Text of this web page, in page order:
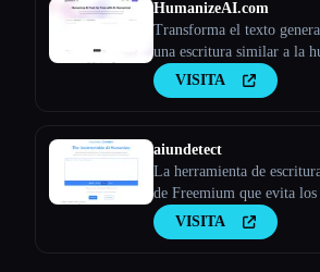
HumanizeAI.com
Transforma el texto
una escritura similar a la
Humanize AI
VISITA
aiundetect
La herramienta de
de Freemium que evita
VISITA